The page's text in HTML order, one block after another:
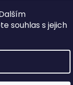
souhlas s jejich
práva